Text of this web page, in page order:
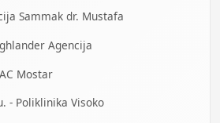
Sammak dr. Mustafa
Agencija
Mostar
- Poliklinika Visoko